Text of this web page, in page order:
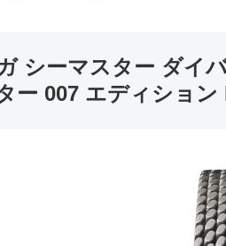
シーマスター ダイ
ー 007 エディション